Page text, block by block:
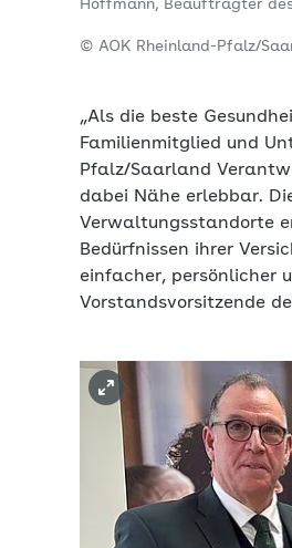
Hoffmann, Beauftragter
© AOK Rheinland-Pfalz/
„Als die beste
Familienmitglied und
Pfalz/Saarland
dabei Nähe erlebbar.
Verwaltungsstandorte
Bedürfnissen ihrer
einfacher, persönlicher
Vorstandsvorsitzende